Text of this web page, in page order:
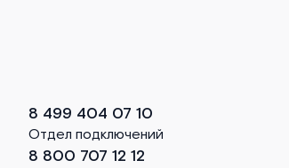
8 499 404 07 10
Отдел подключений
8 800 707 12 12